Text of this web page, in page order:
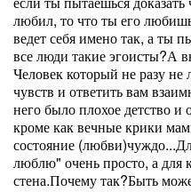
любил, то что ты его
ведет себя имено так, а ты
все люди такие эгоисты?А
Человек который не разу
чувств и ответить вам
него было плохое детство
кроме как вечные крики
состояние
люблю" очень просто, а для
стена.Почему так?Быть